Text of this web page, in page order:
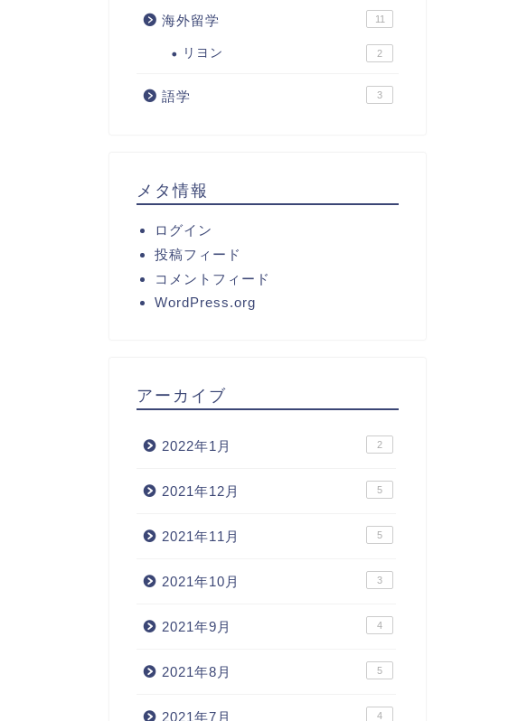
海外留学 11
リヨン 2
語学 3
メタ情報
ログイン
投稿フィード
コメントフィード
WordPress.org
アーカイブ
2022年1月 2
2021年12月 5
2021年11月 5
2021年10月 3
2021年9月 4
2021年8月 5
2021年7月 4